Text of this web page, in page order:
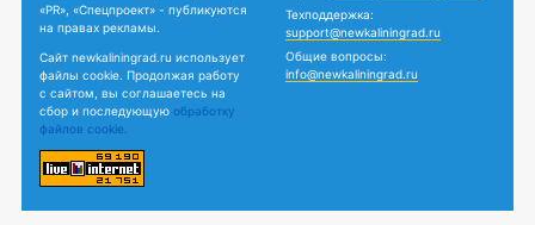
«PR», «Спецпроект» - публикуются
на правах рекламы.
Сайт newkaliningrad.ru использует
файлы cookie. Продолжая работу
с сайтом, вы соглашаетесь на
сбор и последующую обработку
файлов cookie.
Техподдержка:
support@newkaliningrad.ru
Общие вопросы:
info@newkaliningrad.ru